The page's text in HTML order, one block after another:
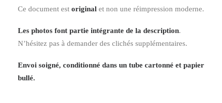
Ce document est original et non une réimpression moderne.
Les photos font partie intégrante de la description.
N’hésitez pas à demander des clichés supplémentaires.
Envoi soigné, conditionné dans un tube cartonné et papier
bullé.